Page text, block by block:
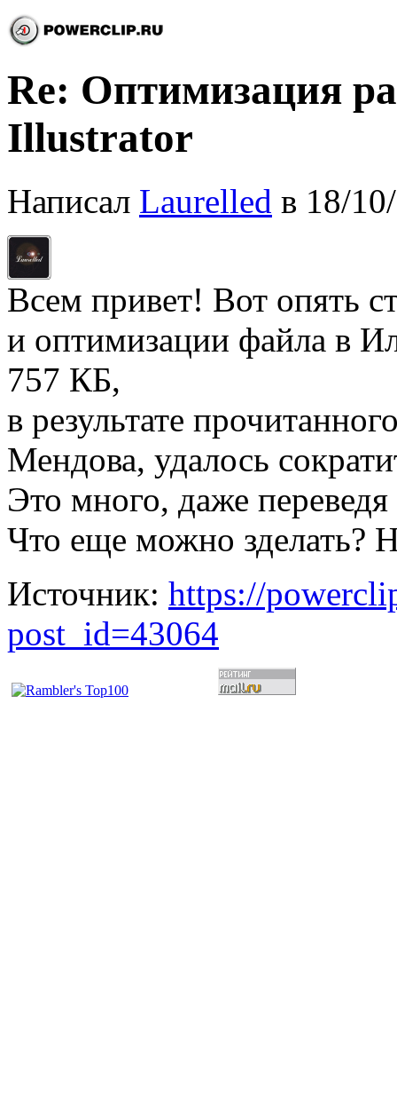
Re: Оптимизация
Illustrator
Написал Laurelled в 18/
Всем привет! Вот опять
и оптимизации файла в
757 КБ,
в результате
Мендова, удалось
Это много, даже
Что еще можно зделать?
Источник: https://
post_id=43064